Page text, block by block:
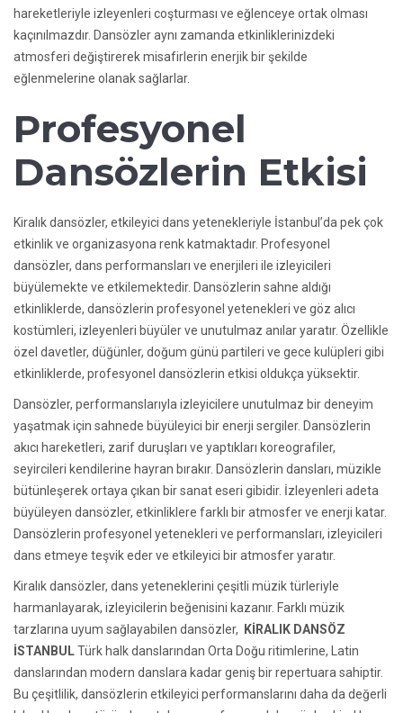
hareketleriyle izleyenleri coşturması ve eğlenceye ortak olması
kaçınılmazdır. Dansözler aynı zamanda etkinliklerinizdeki
atmosferi değiştirerek misafirlerin enerjik bir şekilde
eğlenmelerine olanak sağlarlar.
Profesyonel
Dansözlerin Etkisi
Kiralık dansözler, etkileyici dans yetenekleriyle İstanbul’da pek çok
etkinlik ve organizasyona renk katmaktadır. Profesyonel
dansözler, dans performansları ve enerjileri ile izleyicileri
büyülemekte ve etkilemektedir. Dansözlerin sahne aldığı
etkinliklerde, dansözlerin profesyonel yetenekleri ve göz alıcı
kostümleri, izleyenleri büyüler ve unutulmaz anılar yaratır. Özellikle
özel davetler, düğünler, doğum günü partileri ve gece kulüpleri gibi
etkinliklerde, profesyonel dansözlerin etkisi oldukça yüksektir.
Dansözler, performanslarıyla izleyicilere unutulmaz bir deneyim
yaşatmak için sahnede büyüleyici bir enerji sergiler. Dansözlerin
akıcı hareketleri, zarif duruşları ve yaptıkları koreografiler,
seyircileri kendilerine hayran bırakır. Dansözlerin dansları, müzikle
bütünleşerek ortaya çıkan bir sanat eseri gibidir. İzleyenleri adeta
büyüleyen dansözler, etkinliklere farklı bir atmosfer ve enerji katar.
Dansözlerin profesyonel yetenekleri ve performansları, izleyicileri
dans etmeye teşvik eder ve etkileyici bir atmosfer yaratır.
Kiralık dansözler, dans yeteneklerini çeşitli müzik türleriyle
harmanlayarak, izleyicilerin beğenisini kazanır. Farklı müzik
tarzlarına uyum sağlayabilen dansözler,
KİRALIK DANSÖZ
İSTANBULTürk halk danslarından Orta Doğu ritimlerine, Latin
danslarından modern danslara kadar geniş bir repertuara sahiptir.
Bu çeşitlilik, dansözlerin etkileyici performanslarını daha da değerli